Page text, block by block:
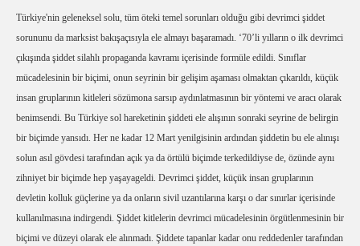
Türkiye'nin geleneksel solu, tüm öteki temel sorunları olduğu gibi devrimci şiddet
sorununu da marksist bakışaçısıyla ele almayı başaramadı. ‘70’li yılların o ilk devrimci
çıkışında şiddet silahlı propaganda kavramı içerisinde formüle edildi. Sınıflar
mücadelesinin bir biçimi, onun seyrinin bir gelişim aşaması olmaktan çıkarıldı, küçük
insan gruplarının kitleleri sözümona sarsıp aydınlatmasının bir yöntemi ve aracı olarak
benimsendi. Bu Türkiye sol hareketinin şiddeti ele alışının sonraki seyrine de belirgin
bir biçimde yansıdı. Her ne kadar 12 Mart yenilgisinin ardından şiddetin bu ele alınışı
solun asıl gövdesi tarafından açık ya da örtülü biçimde terkedildiyse de, özünde aynı
zihniyet bir biçimde hep yaşayageldi. Devrimci şiddet, küçük insan gruplarının
devletin kolluk güçlerine ya da onların sivil uzantılarına karşı o dar sınırlar içerisinde
kullanılmasına indirgendi. Şiddet kitlelerin devrimci mücadelesinin örgütlenmesinin bir
biçimi ve düzeyi olarak ele alınmadı. Şiddete tapanlar kadar onu reddedenler tarafından